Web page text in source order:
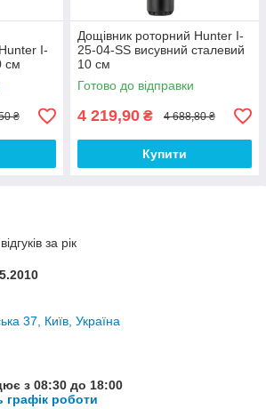
I-
см
₴
Дощівник роторний Hunter I-
25-04-SS висувний сталевий
10 см
Готово до відправки
4 219,90 ₴ 4 688,80 ₴
Купити
за рік
37, Київ, Україна
з 08:30 до 18:00
графік роботи